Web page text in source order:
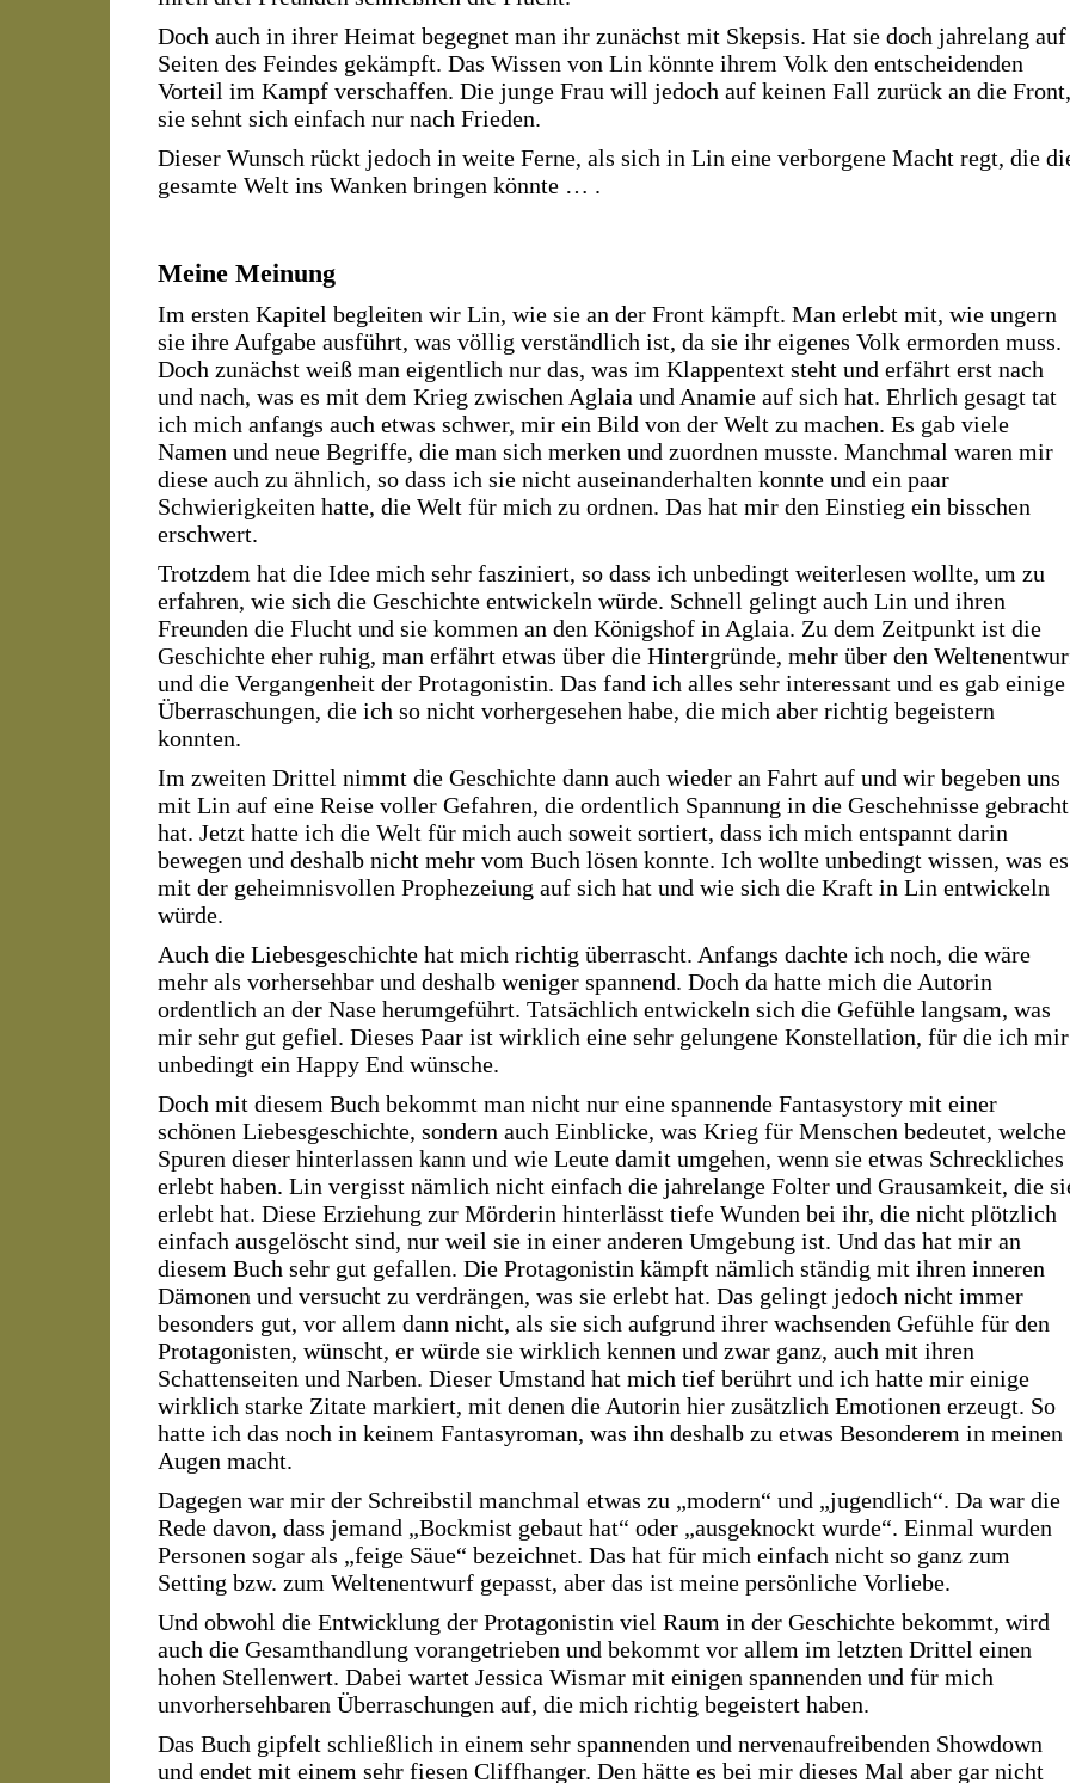
Doch auch in ihrer Heimat begegnet man ihr zunächst mit Skepsis. Hat sie doch jahrelang auf
Seiten des Feindes gekämpft. Das Wissen von Lin könnte ihrem Volk den entscheidenden
Vorteil im Kampf verschaffen. Die junge Frau will jedoch auf keinen Fall zurück an die Front,
sie sehnt sich einfach nur nach Frieden.
Dieser Wunsch rückt jedoch in weite Ferne, als sich in Lin eine verborgene Macht regt, die
gesamte Welt ins Wanken bringen könnte … .
Meine Meinung
Im ersten Kapitel begleiten wir Lin, wie sie an der Front kämpft. Man erlebt mit, wie ungern
sie ihre Aufgabe ausführt, was völlig verständlich ist, da sie ihr eigenes Volk ermorden muss.
Doch zunächst weiß man eigentlich nur das, was im Klappentext steht und erfährt erst nach
und nach, was es mit dem Krieg zwischen Aglaia und Anamie auf sich hat. Ehrlich gesagt tat
ich mich anfangs auch etwas schwer, mir ein Bild von der Welt zu machen. Es gab viele
Namen und neue Begriffe, die man sich merken und zuordnen musste. Manchmal waren mir
diese auch zu ähnlich, so dass ich sie nicht auseinanderhalten konnte und ein paar
Schwierigkeiten hatte, die Welt für mich zu ordnen. Das hat mir den Einstieg ein bisschen
erschwert.
Trotzdem hat die Idee mich sehr fasziniert, so dass ich unbedingt weiterlesen wollte, um zu
erfahren, wie sich die Geschichte entwickeln würde. Schnell gelingt auch Lin und ihren
Freunden die Flucht und sie kommen an den Königshof in Aglaia. Zu dem Zeitpunkt ist die
Geschichte eher ruhig, man erfährt etwas über die Hintergründe, mehr über den
und die Vergangenheit der Protagonistin. Das fand ich alles sehr interessant und es gab einige
Überraschungen, die ich so nicht vorhergesehen habe, die mich aber richtig begeistern
konnten.
Im zweiten Drittel nimmt die Geschichte dann auch wieder an Fahrt auf und wir begeben uns
mit Lin auf eine Reise voller Gefahren, die ordentlich Spannung in die Geschehnisse gebracht
hat. Jetzt hatte ich die Welt für mich auch soweit sortiert, dass ich mich entspannt darin
bewegen und deshalb nicht mehr vom Buch lösen konnte. Ich wollte unbedingt wissen, was es
mit der geheimnisvollen Prophezeiung auf sich hat und wie sich die Kraft in Lin entwickeln
würde.
Auch die Liebesgeschichte hat mich richtig überrascht. Anfangs dachte ich noch, die wäre
mehr als vorhersehbar und deshalb weniger spannend. Doch da hatte mich die Autorin
ordentlich an der Nase herumgeführt. Tatsächlich entwickeln sich die Gefühle langsam, was
mir sehr gut gefiel. Dieses Paar ist wirklich eine sehr gelungene Konstellation, für die ich mir
unbedingt ein Happy End wünsche.
Doch mit diesem Buch bekommt man nicht nur eine spannende Fantasystory mit einer
schönen Liebesgeschichte, sondern auch Einblicke, was Krieg für Menschen bedeutet, welche
Spuren dieser hinterlassen kann und wie Leute damit umgehen, wenn sie etwas Schreckliches
erlebt haben. Lin vergisst nämlich nicht einfach die jahrelange Folter und Grausamkeit, die
erlebt hat. Diese Erziehung zur Mörderin hinterlässt tiefe Wunden bei ihr, die nicht plötzlich
einfach ausgelöscht sind, nur weil sie in einer anderen Umgebung ist. Und das hat mir an
diesem Buch sehr gut gefallen. Die Protagonistin kämpft nämlich ständig mit ihren inneren
Dämonen und versucht zu verdrängen, was sie erlebt hat. Das gelingt jedoch nicht immer
besonders gut, vor allem dann nicht, als sie sich aufgrund ihrer wachsenden Gefühle für den
Protagonisten, wünscht, er würde sie wirklich kennen und zwar ganz, auch mit ihren
Schattenseiten und Narben. Dieser Umstand hat mich tief berührt und ich hatte mir einige
wirklich starke Zitate markiert, mit denen die Autorin hier zusätzlich Emotionen erzeugt. So
hatte ich das noch in keinem Fantasyroman, was ihn deshalb zu etwas Besonderem in meinen
Augen macht.
Dagegen war mir der Schreibstil manchmal etwas zu „modern“ und „jugendlich“. Da war die
Rede davon, dass jemand „Bockmist gebaut hat“ oder „ausgeknockt wurde“. Einmal wurden
Personen sogar als „feige Säue“ bezeichnet. Das hat für mich einfach nicht so ganz zum
Setting bzw. zum Weltenentwurf gepasst, aber das ist meine persönliche Vorliebe.
Und obwohl die Entwicklung der Protagonistin viel Raum in der Geschichte bekommt, wird
auch die Gesamthandlung vorangetrieben und bekommt vor allem im letzten Drittel einen
hohen Stellenwert. Dabei wartet Jessica Wismar mit einigen spannenden und für mich
unvorhersehbaren Überraschungen auf, die mich richtig begeistert haben.
Das Buch gipfelt schließlich in einem sehr spannenden und nervenaufreibenden Showdown
und endet mit einem sehr fiesen Cliffhanger. Den hätte es bei mir dieses Mal aber gar nicht